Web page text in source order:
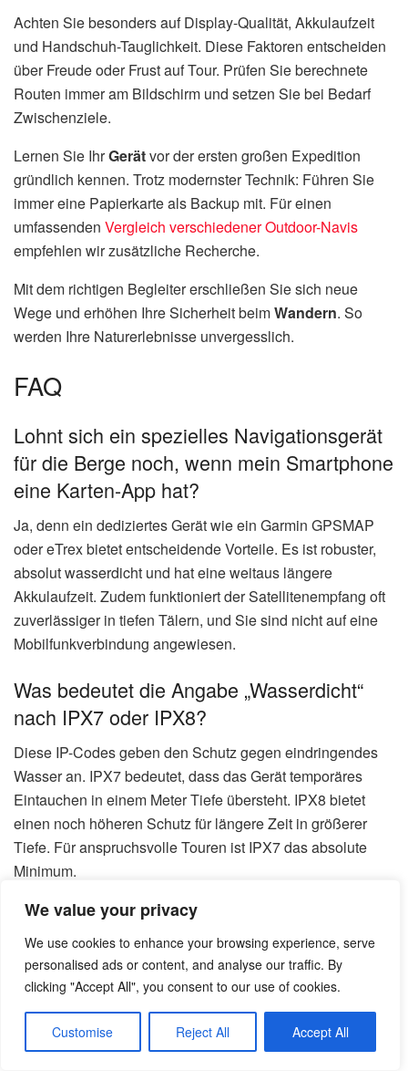
We value your privacy
We use cookies to enhance your browsing experience, serve
personalised ads or content, and analyse our traffic. By
clicking "Accept All", you consent to our use of cookies.
Customise Reject All Accept All
Achten Sie besonders auf Display-Qualität, Akkulaufzeit
und Handschuh-Tauglichkeit. Diese Faktoren entscheiden
über Freude oder Frust auf Tour. Prüfen Sie berechnete
Routen immer am Bildschirm und setzen Sie bei Bedarf
Zwischenziele.
Lernen Sie IhrGerätvor der ersten großen Expedition
gründlich kennen. Trotz modernster Technik: Führen Sie
immer eine Papierkarte als Backup mit. Für einen
umfassenden Vergleich verschiedener Outdoor-Navis
empfehlen wir zusätzliche Recherche.
Mit dem richtigen Begleiter erschließen Sie sich neue
Wege und erhöhen Ihre Sicherheit beimWandern. So
werden Ihre Naturerlebnisse unvergesslich.
FAQ
Lohnt sich ein spezielles Navigationsgerät
für die Berge noch, wenn mein Smartphone
eine Karten-App hat?
Ja, denn ein dediziertes Gerät wie ein Garmin GPSMAP
oder eTrex bietet entscheidende Vorteile. Es ist robuster,
absolut wasserdicht und hat eine weitaus längere
Akkulaufzeit. Zudem funktioniert der Satellitenempfang oft
zuverlässiger in tiefen Tälern, und Sie sind nicht auf eine
Mobilfunkverbindung angewiesen.
Was bedeutet die Angabe „Wasserdicht“
nach IPX7 oder IPX8?
Diese IP-Codes geben den Schutz gegen eindringendes
Wasser an. IPX7 bedeutet, dass das Gerät temporäres
Eintauchen in einem Meter Tiefe übersteht. IPX8 bietet
einen noch höheren Schutz für längere Zeit in größerer
Tiefe. Für anspruchsvolle Touren ist IPX7 das absolute
Minimum.
Kann ich eigene Routen und Karten auf
meinem Garmin Gerät nutzen?
Absolut. Viele Modelle, insbesondere die Garmin
Kartenmaterial über Programme wie BaseCamp. Sie
können Ihre geplanten Wege am Computer vorbereiten